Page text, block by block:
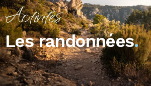
Activités
Les randonnées.